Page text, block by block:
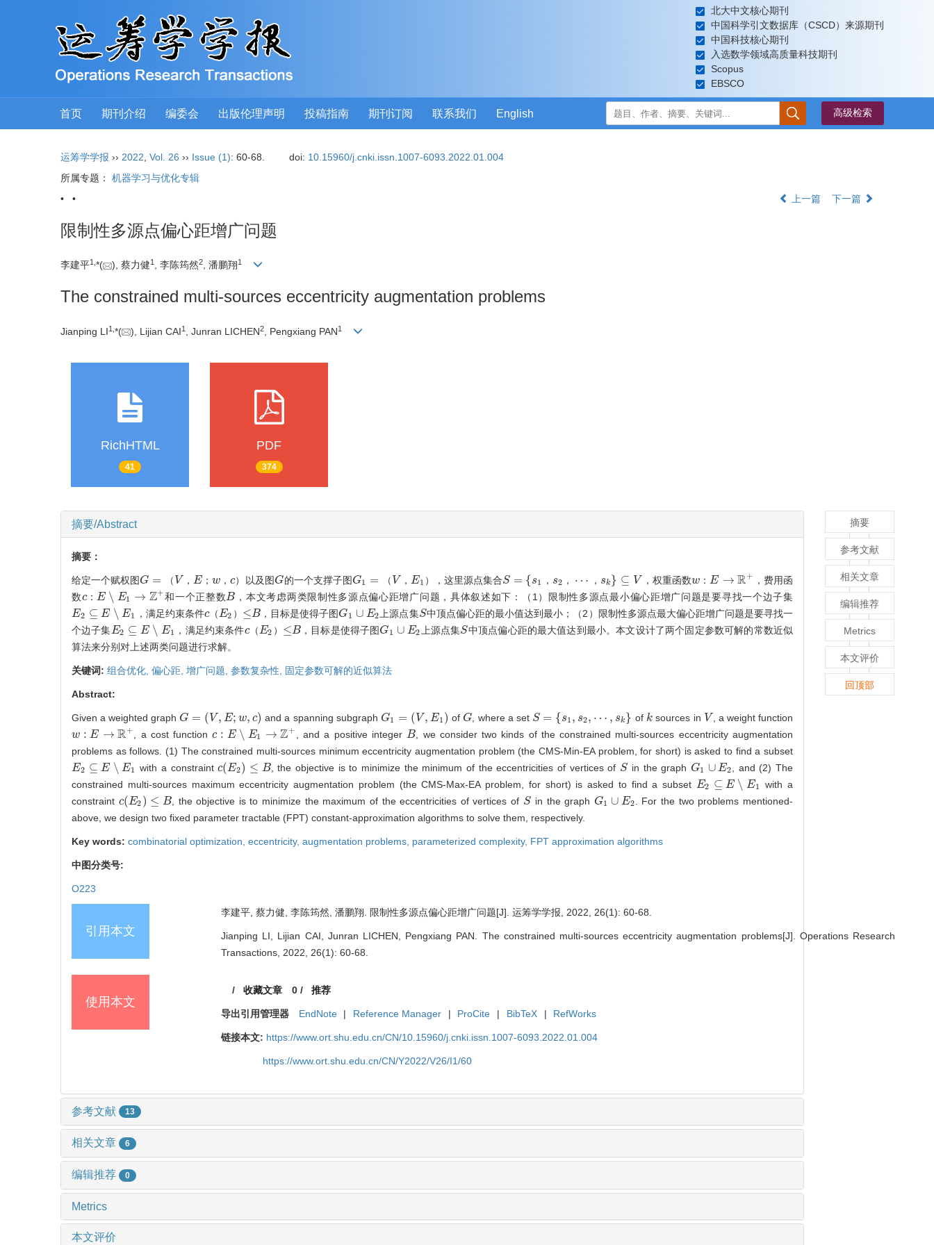
北大中文核心期刊
中国科学引文数据库（CSCD）来源期刊
中国科技核心期刊
入选数学领域高质量科技期刊
Scopus
EBSCO
首页 期刊介绍 编委会 出版伦理声明 投稿指南 期刊订阅 联系我们 English
运筹学学报 ›› 2022 Vol. 26 ›› Issue (1): 60-68. doi: 10.15960/j.cnki.issn.1007-6093.2022.01.004
所属专题： 机器学习与优化专辑
• •
上一篇 下一篇
限制性多源点偏心距增广问题
李建平1 *( ), 蔡力健1 , 李陈筠然2, 潘鹏翔1
The constrained multi-sources eccentricity augmentation problems
Jianping LI1 *( ), Lijian CAI1 , Junran LICHEN2 , Pengxiang PAN1
RichHTML
41
PDF
374
摘要/Abstract
摘要：
给定一个赋权图G = （ V ， E ；w ，c）
G=（ ，E ；w， c） 以及图G
G 的一个支撑子图G1 = （ V ， E1 ）
G1 =（ ，E 1 ） ，这里源点集合S = {s1 ， s2 ， ⋯ ， sk} ⊆ V
S={s 1，s 2 ，⋯， s k} ⊆ V ，权重函数w ： E → R+
w： E→R+
，费用函
数c： E ∖ E1 → Z+
c： E∖ E 1→ Z+ 和一个正整数B
B
，本文考虑两类限制性多源点偏心距增广问题，具体叙述如下：（1）限制性多源点最小偏心距增广问题是要寻找一个边子集
E2 ⊆ E ∖ E1
E2⊆E ∖E 1 ，满足约束条件c（E2 ）
c（E2） ≤
≤ B
B ，目标是使得子图G1 ∪ E2
G1 ∪E 2 上源点集S
S中顶点偏心距的最小值达到最小；（2）限制性多源点最大偏心距增广问题是要寻找一
个边子集E2 ⊆ E ∖ E1
E2⊆E ∖E 1 ，满足约束条件c（E2 ）
c（E2） ≤
≤ B
B ，目标是使得子图G1 ∪ E2
G1 ∪E 2 上源点集S
S中顶点偏心距的最大值达到最小。本文设计了两个固定参数可解的常数近似
算法来分别对上述两类问题进行求解。
关键词: 组合优化, 偏心距, 增广问题, 参数复杂性, 固定参数可解的近似算法
Abstract:
Given a weighted graph G = (V , E; w, c)
G=(V E;w, c) and a spanning subgraph G1 = (V , E1 )
G1 =(V E1) of G
G , where a set S = {s1 , s2, ⋯ , sk}
S={s 1, s2 ,⋯,s k} of k
k sources in V
V , a weight function
w : E → R+
w: E →R+ , a cost functionc : E ∖ E1 → Z+
c: E ∖E 1 →Z , and a positive integer B
B
, we consider two kinds of the constrained multi-sources eccentricity augmentation
problems as follows. (1) The constrained multi-sources minimum eccentricity augmentation problem (the CMS-Min-EA problem, for short) is asked to find a subset
E2 ⊆ E ∖ E1
E2⊆E ∖E 1 with a constraintc(E2) ≤ B
c(E2)≤ B , the objective is to minimize the minimum of the eccentricities of vertices of S
S in the graph G1 ∪ E2
G1 ∪E2
, and (2) The
constrained multi-sources maximum eccentricity augmentation problem (the CMS-Max-EA problem, for short) is asked to find a subset E2 ⊆ E ∖ E1
E2⊆E ∖E 1
with a
constraint c(E2 ) ≤ B
c(E2) ≤ B , the objective is to minimize the maximum of the eccentricities of vertices of S
S in the graph G1 ∪ E2
G1 ∪E 2
. For the two problems mentioned-
above, we design two fixed parameter tractable (FPT) constant-approximation algorithms to solve them, respectively.
Key words: combinatorial optimization, eccentricity, augmentation problems, parameterized complexity, FPT approximation algorithms
中图分类号:
O223
引用本文
李建平, 蔡力健, 李陈筠然, 潘鹏翔. 限制性多源点偏心距增广问题[J]. 运筹学学报, 2022, 26(1): 60-68.
Jianping LI, Lijian CAI, Junran LICHEN, Pengxiang PAN. The constrained multi-sources eccentricity augmentation problems[J]. Operations Research
Transactions, 2022, 26(1): 60-68.
使用本文
/ 收藏文章 0/ 推荐
导出引用管理器 EndNote | Reference Manager | ProCite | BibTeX | RefWorks
链接本文: https://www.ort.shu.edu.cn/CN/10.15960/j.cnki.issn.1007-6093.2022.01.004
https://www.ort.shu.edu.cn/CN/Y2022/V26/I1/60
参考文献 13
相关文章 6
编辑推荐 0
Metrics
本文评价
摘要
参考文献
相关文章
编辑推荐
Metrics
本文评价
回顶部